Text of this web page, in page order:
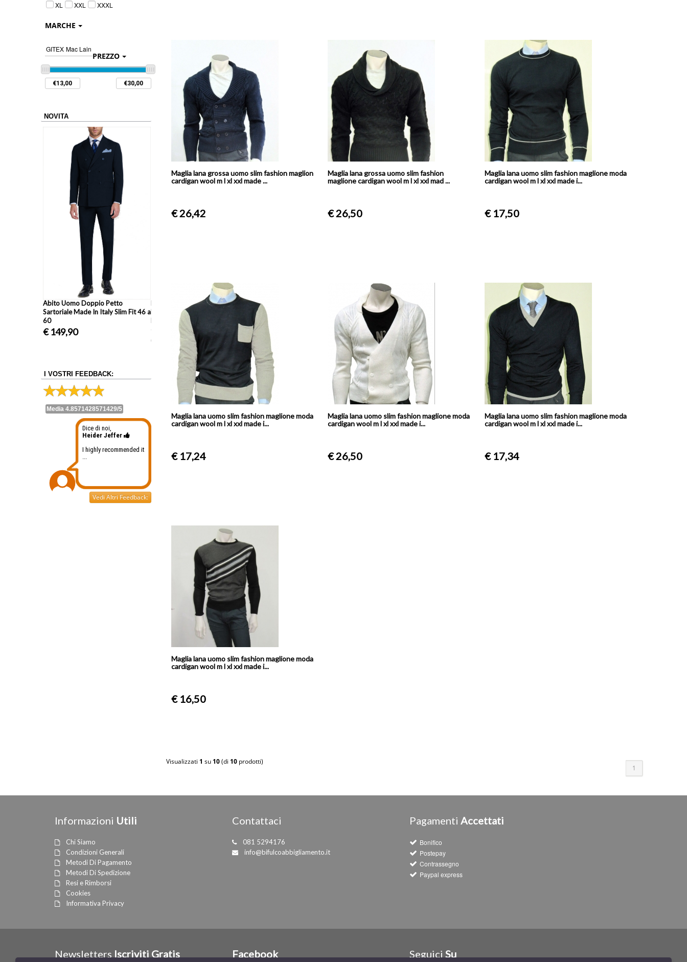
XL
XXL XXXL
MARCHE
GITEX Mac Lain
PREZZO
NOVITA
Abito Uomo Doppio Petto
Sartoriale Made In Italy Slim Fit 46 a
60
€ 149,90
Pantalone Classico Due Pence
Fresco Lana Made In Italy
Primavera Estate M2249 taglie
dalla 46 alla 62 vari colori
€ 34,99
€ 44,90
Giubbotto Piumino 100 grammi
Uomo Wampum Blu Nero S M L XL
XXL XXXL 16717 9D60
€ 54,90
Pantalone Uomo Due Pence Puro
Cotone Made In Italy Classico
Sportivo
€ 34,90
Primavera Estate S M L XL XXL
I VOSTRI FEEDBACK:
Media 4.8571428571429/5
Dice di noi,
Heider Jeffer
I highly recommended it
Vedi Altri Feedback:
Maglia lana grossa uomo slim fashion maglion
cardigan wool m l xl xxl made ...
€ 26,42
Maglia lana grossa uomo slim fashion
maglione cardigan wool m l xl xxl mad ...
€ 26,50
Maglia lana uomo slim fashion maglione moda
cardigan wool m l xl xxl made i...
€ 17,50
Maglia lana uomo slim fashion maglione moda
cardigan wool m l xl xxl made i...
€ 17,24
Maglia lana uomo slim fashion maglione moda
cardigan wool m l xl xxl made i...
€ 26,50
Maglia lana uomo slim fashion maglione moda
cardigan wool m l xl xxl made i...
€ 17,34
Maglia lana uomo slim fashion maglione moda
cardigan wool m l xl xxl made i...
€ 16,50
Visualizzati 1 su 10(di 10prodotti)
1
Informazioni Utili
Chi Siamo
Condizioni Generali
Metodi Di Pagamento
Metodi Di Spedizione
Resi e Rimborsi
Cookies
Informativa Privacy
Contattaci
081 5294176
info@bifulcoabbigliamento.it
Pagamenti Accettati
Bonifico
Postepay
Contrassegno
Paypal express
Newsletters Iscriviti Gratis Facebook Seguici Su